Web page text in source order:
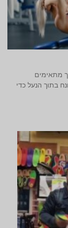
מתאימים
בתוך הנעל כדי